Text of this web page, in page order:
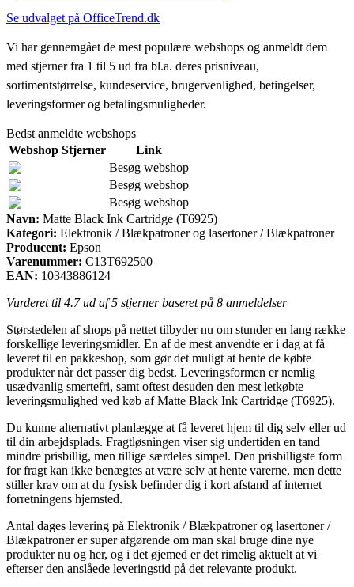
Se udvalget på OfficeTrend.dk
Vi har gennemgået de mest populære webshops og anmeldt dem
med stjerner fra 1 til 5 ud fra bl.a. deres prisniveau,
sortimentstørrelse, kundeservice, brugervenlighed, betingelser,
leveringsformer og betalingsmuligheder.
Bedst anmeldte webshops
Webshop Stjerner
Link
Besøg webshop
Besøg webshop
Besøg webshop
Navn: Matte Black Ink Cartridge (T6925)
Kategori: Elektronik / Blækpatroner og lasertoner / Blækpatroner
Producent: Epson
Varenummer: C13T692500
EAN: 10343886124
Vurderet til 4.7ud af 5 stjerner baseret på 8 anmeldelser
Størstedelen af shops på nettet tilbyder nu om stunder en lang række
forskellige leveringsmidler. En af de mest anvendte er i dag at få
leveret til en pakkeshop, som gør det muligt at hente de købte
produkter når det passer dig bedst. Leveringsformen er nemlig
usædvanlig smertefri, samt oftest desuden den mest letkøbte
leveringsmulighed ved køb af Matte Black Ink Cartridge (T6925).
Du kunne alternativt planlægge at få leveret hjem til dig selv eller ud
til din arbejdsplads. Fragtløsningen viser sig undertiden en tand
mindre prisbillig, men tillige særdeles simpel. Den prisbilligste form
for fragt kan ikke benægtes at være selv at hente varerne, men dette
stiller krav om at du fysisk befinder dig i kort afstand af internet
forretningens hjemsted.
Antal dages levering på Elektronik / Blækpatroner og lasertoner /
Blækpatroner er super afgørende om man skal bruge dine nye
produkter nu og her, og i det øjemed er det rimelig aktuelt at vi
efterser den anslåede leveringstid på det relevante produkt.